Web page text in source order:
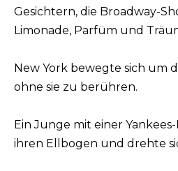
Gesichtern, die Broadway-
Limonade, Parfüm und
New York bewegte sich um
ohne sie zu berühren.
Ein Junge mit einer
ihren Ellbogen und drehte